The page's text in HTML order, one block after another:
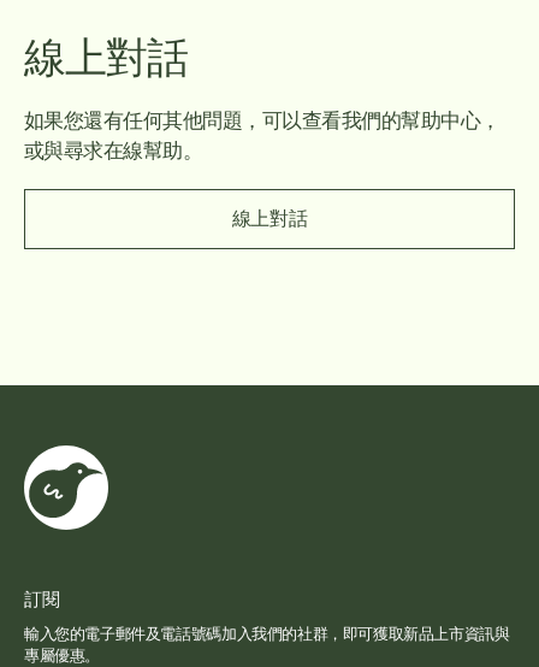
線上對話
如果您還有任何其他問題，可以查看我們的幫助中心，
或與尋求在線幫助。
線上對話
訂閱
輸入您的電子郵件及電話號碼加入我們的社群，即可獲取新品上市資訊與
專屬優惠。